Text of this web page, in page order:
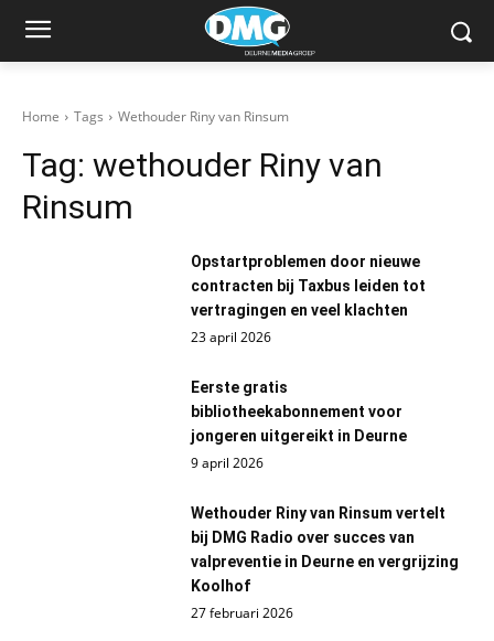
Home Tags Wethouder Riny van Rinsum
Tag: wethouder Riny van
Rinsum
Opstartproblemen door nieuwe
contracten bij Taxbus leiden tot
vertragingen en veel klachten
23 april 2026
Eerste gratis
bibliotheekabonnement voor
jongeren uitgereikt in Deurne
9 april 2026
Wethouder Riny van Rinsum vertelt
bij DMG Radio over succes van
valpreventie in Deurne en vergrijzing
Koolhof
27 februari 2026